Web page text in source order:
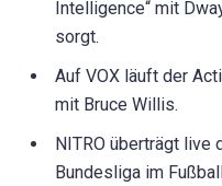
Intelligence“ mit
sorgt.
Auf VOX läuft der
mit Bruce Willis.
NITRO überträgt live
Bundesliga im